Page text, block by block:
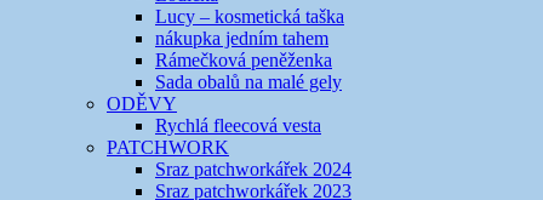
Lucy – kosmetická taška
nákupka jedním tahem
Rámečková peněženka
Sada obalů na malé gely
ODĚVY
Rychlá fleecová vesta
PATCHWORK
Sraz patchworkářek 2024
Sraz patchworkářek 2023